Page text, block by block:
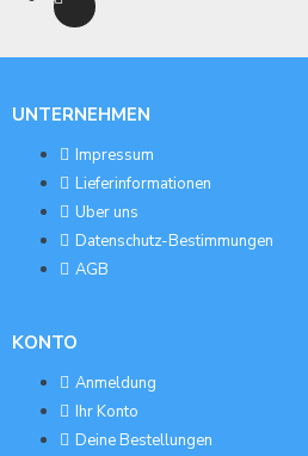
UNTERNEHMEN
Impressum
Lieferinformationen
Uber uns
Datenschutz-Bestimmungen
AGB
KONTO
Anmeldung
Ihr Konto
Deine Bestellungen